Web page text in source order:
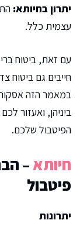
יתרון בחיותא:
עצמית כלל.
עם זאת, ביטוח
חייבים גם ביטוח
במאמר הזה
ביניהן, ואעזור
הפיטבול שלכם.
חיותא–
פיטבול
יתרונות